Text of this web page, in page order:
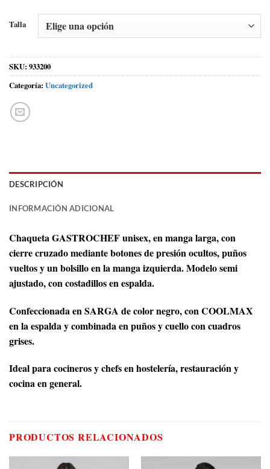
Talla
SKU: 933200
Categoría: Uncategorized
DESCRIPCIÓN
INFORMACIÓN ADICIONAL
Chaqueta GASTROCHEF unisex, en manga larga, con
cierre cruzado mediante botones de presión ocultos, puños
vueltos y un bolsillo en la manga izquierda. Modelo semi
ajustado, con costadillos en espalda.
Confeccionada en SARGA de color negro, con COOLMAX
en la espalda y combinada en puños y cuello con cuadros
grises.
Ideal para cocineros y chefs en hostelería, restauración y
cocina en general.
PRODUCTOS RELACIONADOS